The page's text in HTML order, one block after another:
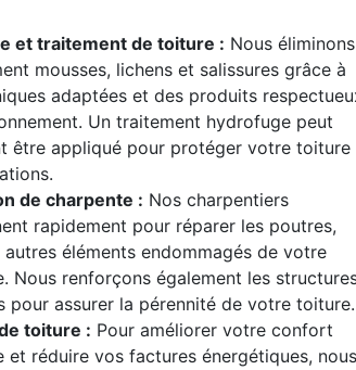
et traitement de toiture : Nous éliminons
mousses, lichens et salissures grâce à
adaptées et des produits
Un traitement hydrofuge peut
être appliqué pour protéger votre toiture
de charpente : Nos charpentiers
rapidement pour réparer les poutres,
éléments endommagés de votre
Nous renforçons également les
pour assurer la pérennité de votre toiture.
toiture : Pour améliorer votre confort
et réduire vos factures énergétiques, nous